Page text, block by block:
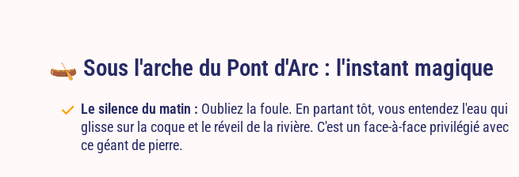
🛶 Sous l'arche du Pont d'Arc : l'instant magique
Le silence du matin : Oubliez la foule. En partant tôt, vous entendez l'eau qui
glisse sur la coque et le réveil de la rivière. C'est un face-à-face privilégié avec
ce géant de pierre.